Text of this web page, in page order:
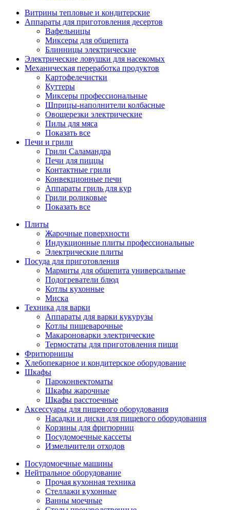
Витрины тепловые и кондитерские
Аппараты для приготовления десертов
Вафельницы
Миксеры для общепита
Блинницы электрические
Электрические ловушки для насекомых
Механическая переработка продуктов
Картофелечистки
Куттеры
Миксеры профессиональные
Шприцы-наполнители колбасные
Овощерезки электрические
Пилы для мяса
Показать все
Печи и грили
Грили Саламандра
Печи для пиццы
Контактные грили
Конвекционные печи
Аппараты гриль для кур
Грили роликовые
Показать все
Плиты
Жарочные поверхности
Индукционные плиты профессиональные
Электрические плиты
Посуда для приготовления
Мармиты для общепита универсальные
Подогреватели блюд
Котлы кухонные
Миска
Техника для варки
Аппараты для варки кукурузы
Котлы пищеварочные
Макароноварки электрические
Термостаты для приготовления пищи
Фритюрницы
Хлебопекарное и кондитерское оборудование
Шкафы
Пароконвектоматы
Шкафы жарочные
Шкафы расстоечные
Аксессуары для пищевого оборудования
Насадки и диски для пищевого оборудования
Корзины для фритюрниц
Посудомоечные кассеты
Измельчители отходов
Посудомоечные машины
Нейтральное оборудование
Прочая кухонная техника
Стеллажи кухонные
Ванны моечные